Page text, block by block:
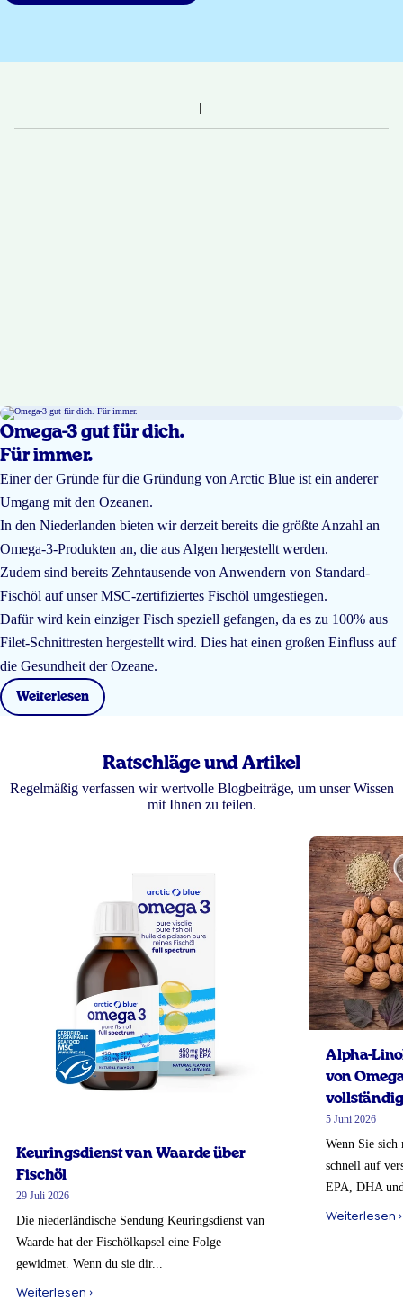
Omega-3 gut für dich.
Für immer.
Einer der Gründe für die Gründung von Arctic Blue ist ein anderer
Umgang mit den Ozeanen.
In den Niederlanden bieten wir derzeit bereits die größte Anzahl an
Omega-3-Produkten an, die aus Algen hergestellt werden.
Zudem sind bereits Zehntausende von Anwendern von Standard-
Fischöl auf unser MSC-zertifiziertes Fischöl umgestiegen.
Dafür wird kein einziger Fisch speziell gefangen, da es zu 100% aus
Filet-Schnittresten hergestellt wird. Dies hat einen großen Einfluss auf
die Gesundheit der Ozeane.
Weiterlesen
Ratschläge und Artikel
Regelmäßig verfassen wir wertvolle Blogbeiträge, um unser Wissen
mit Ihnen zu teilen.
Keuringsdienst van Waarde über
Fischöl
29 Juli 2026
Die niederländische Sendung Keuringsdienst van
Waarde hat der Fischölkapsel eine Folge
gewidmet. Wenn du sie dir...
Weiterlesen ›
Alpha-
von
5 Juni 2026
Wenn Sie sich
schnell auf
EPA, DHA
Weiterlesen ›